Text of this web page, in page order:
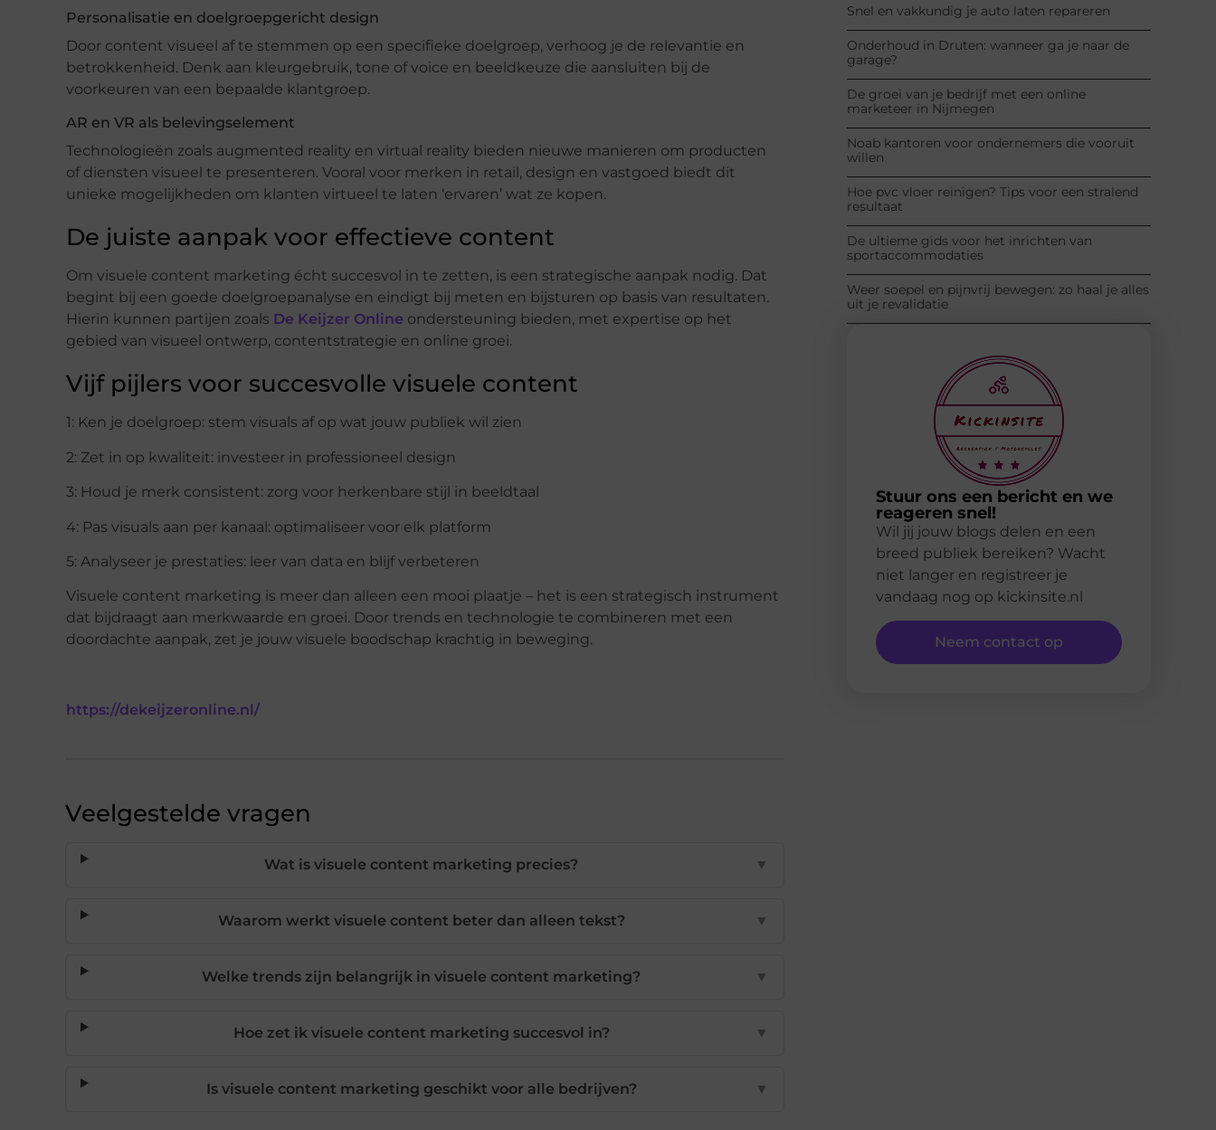
Personalisatie en doelgroepgericht design
Door content visueel af te stemmen op een specifieke doelgroep, verhoog je de relevantie en
betrokkenheid. Denk aan kleurgebruik, tone of voice en beeldkeuze die aansluiten bij de
voorkeuren van een bepaalde klantgroep.
AR en VR als belevingselement
Technologieën zoals augmented reality en virtual reality bieden nieuwe manieren om producten
of diensten visueel te presenteren. Vooral voor merken in retail, design en vastgoed biedt dit
unieke mogelijkheden om klanten virtueel te laten ‘ervaren’ wat ze kopen.
De juiste aanpak voor effectieve content
Om visuele content marketing écht succesvol in te zetten, is een strategische aanpak nodig. Dat
begint bij een goede doelgroepanalyse en eindigt bij meten en bijsturen op basis van resultaten.
Hierin kunnen partijen zoals De Keijzer Online ondersteuning bieden, met expertise op het
gebied van visueel ontwerp, contentstrategie en online groei.
Vijf pijlers voor succesvolle visuele content
1: Ken je doelgroep: stem visuals af op wat jouw publiek wil zien
2: Zet in op kwaliteit: investeer in professioneel design
3: Houd je merk consistent: zorg voor herkenbare stijl in beeldtaal
4: Pas visuals aan per kanaal: optimaliseer voor elk platform
5: Analyseer je prestaties: leer van data en blijf verbeteren
Visuele content marketing is meer dan alleen een mooi plaatje – het is een strategisch instrument
dat bijdraagt aan merkwaarde en groei. Door trends en technologie te combineren met een
doordachte aanpak, zet je jouw visuele boodschap krachtig in beweging.
https://dekeijzeronline.nl/
Veelgestelde vragen
Wat is visuele content marketing precies? ▼
Waarom werkt visuele content beter dan alleen tekst? ▼
Welke trends zijn belangrijk in visuele content marketing? ▼
Hoe zet ik visuele content marketing succesvol in? ▼
Is visuele content marketing geschikt voor alle bedrijven? ▼
Snel en vakkundig je auto laten repareren
Onderhoud in Druten: wanneer ga je naar de
garage?
De groei van je bedrijf met een online
marketeer in Nijmegen
Noab kantoren voor ondernemers die vooruit
willen
Hoe pvc vloer reinigen? Tips voor een stralend
resultaat
De ultieme gids voor het inrichten van
sportaccommodaties
Weer soepel en pijnvrij bewegen: zo haal je alles
uit je revalidatie
Stuur ons een bericht en we
reageren snel!
Wil jij jouw blogs delen en een
breed publiek bereiken? Wacht
niet langer en registreer je
vandaag nog op kickinsite.nl
Neem contact op